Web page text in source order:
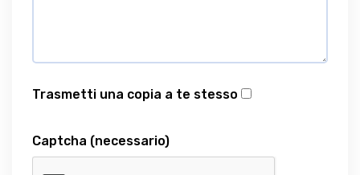
Trasmetti una copia a te stesso
Captcha (necessario)